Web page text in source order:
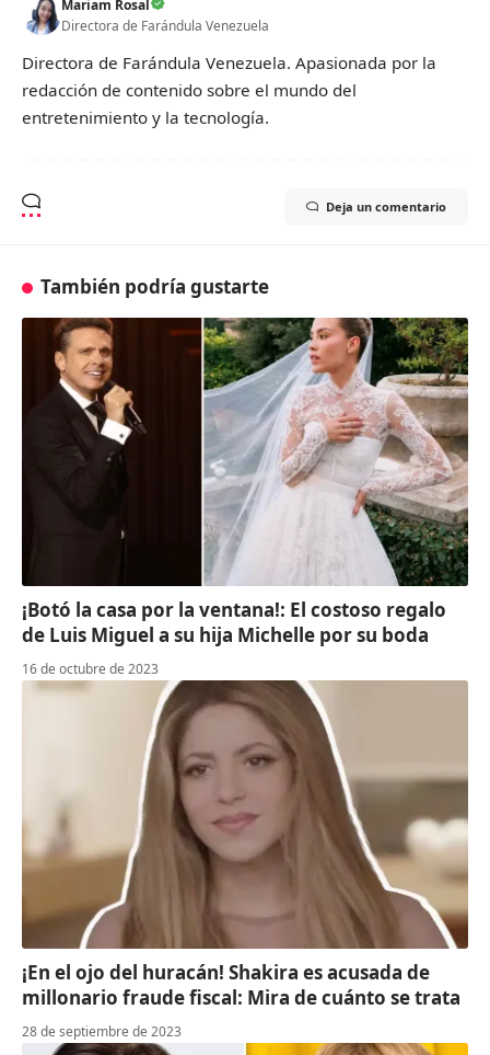
Mariam Rosal
Directora de Farándula Venezuela
Directora de Farándula Venezuela. Apasionada por la
redacción de contenido sobre el mundo del
entretenimiento y la tecnología.
Deja un comentario
También podría gustarte
¡Botó la casa por la ventana!: El costoso regalo
de Luis Miguel a su hija Michelle por su boda
16 de octubre de 2023
¡En el ojo del huracán! Shakira es acusada de
millonario fraude fiscal: Mira de cuánto se trata
28 de septiembre de 2023